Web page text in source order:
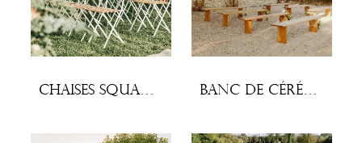
Chaises Square bois (lot x10) Banc de cérémonie en chêne